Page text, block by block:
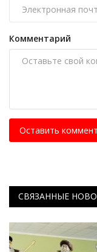
Комментарий
Оставить
СВЯЗАННЫЕ